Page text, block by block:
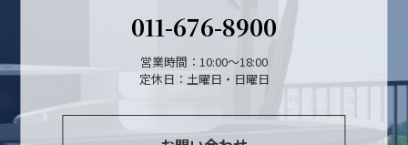
011-676-8900
営業時間：10:00～18:00
定休日：土曜日・日曜日